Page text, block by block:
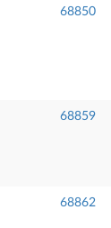
68850
68859
68862